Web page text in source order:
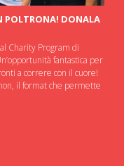
DONALA
Charity Program di
fantastica per
a correre con il cuore!
il format che permette